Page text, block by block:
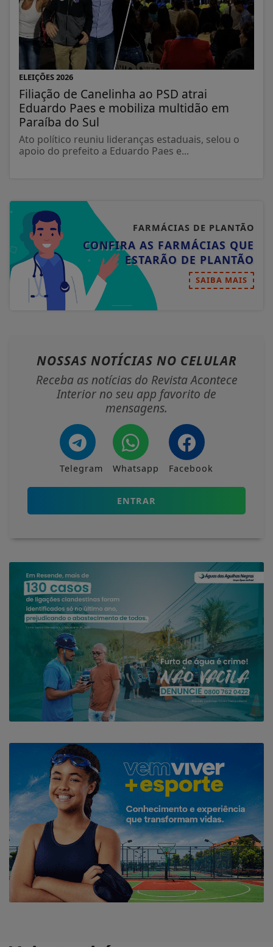
ELEIÇÕES 2026
Filiação de Canelinha ao PSD atrai
Eduardo Paes e mobiliza multidão em
Paraíba do Sul
Ato político reuniu lideranças estaduais, selou o
apoio do prefeito a Eduardo Paes e...
FARMÁCIAS DE PLANTÃO
CONFIRA AS FARMÁCIAS QUE
ESTARÃO DE PLANTÃO
SAIBA MAIS
NOSSAS NOTÍCIAS NO CELULAR
Receba as notícias do Revista Acontece
Interior no seu app favorito de
mensagens.
Telegram Whatsapp Facebook
ENTRAR